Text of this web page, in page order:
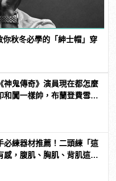
秋冬必學的「紳士帽」穿
神鬼傳奇》演員現在都怎麼
和闐一樣帥，布蘭登費雪大
必練器材推薦！二頭練「這
感，腹肌、胸肌、背肌這樣